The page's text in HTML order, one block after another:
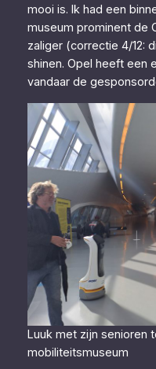
mooi is. Ik had een
museum prominent de
zaliger (correctie 4/12:
shinen. Opel heeft een
vandaar de
Luuk met zijn senioren
mobiliteitsmuseum